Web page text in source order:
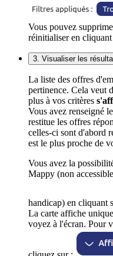
Vous pouvez
réinitialiser en
3. Visualiser les
La liste des offres
pertinence. Cela veut
plus à vos critères
Vous avez renseigné
restitue les offres
celles-ci sont d'abord
est le plus proche de
Vous avez la
Mappy (non
handicap) en cliquant
La carte affiche
voyez à l'écran. Pour